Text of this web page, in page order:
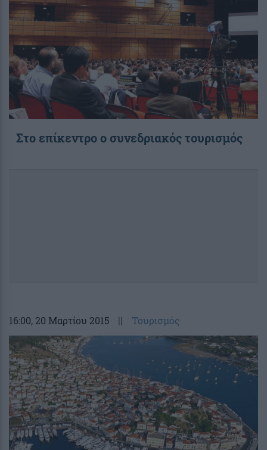
Στο επίκεντρο ο συνεδριακός τουρισμός
16:00, 20 Μαρτίου 2015 || Τουρισμός